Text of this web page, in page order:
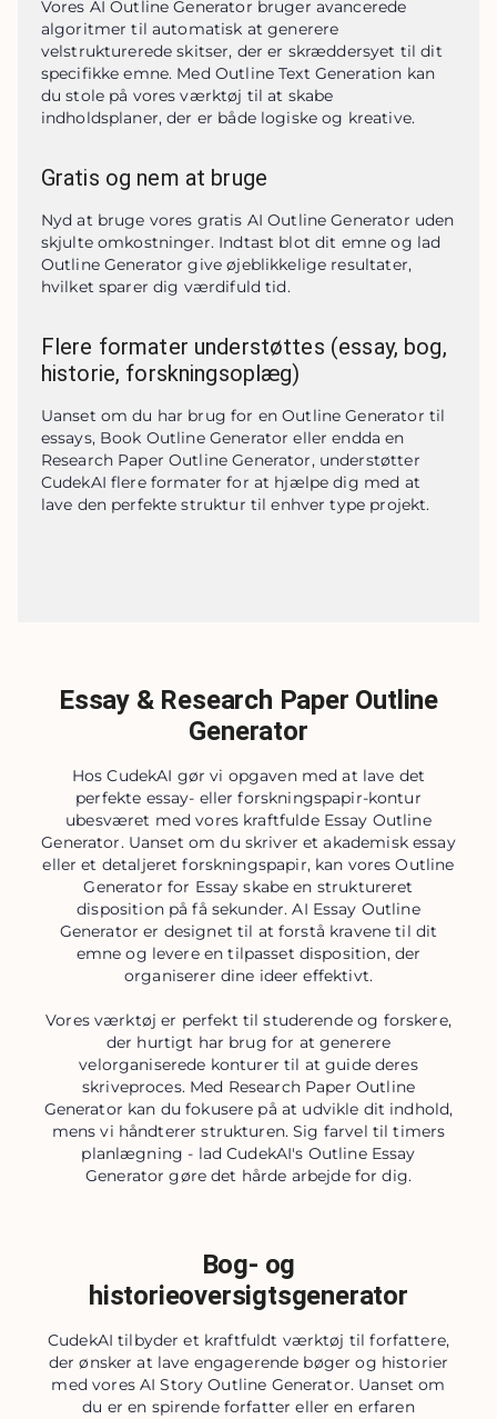
Vores AI Outline Generator bruger avancerede
algoritmer til automatisk at generere
velstrukturerede skitser, der er skræddersyet til dit
specifikke emne. Med Outline Text Generation kan
du stole på vores værktøj til at skabe
indholdsplaner, der er både logiske og kreative.
Gratis og nem at bruge
Nyd at bruge vores gratis AI Outline Generator uden
skjulte omkostninger. Indtast blot dit emne og lad
Outline Generator give øjeblikkelige resultater,
hvilket sparer dig værdifuld tid.
Flere formater understøttes (essay, bog,
historie, forskningsoplæg)
Uanset om du har brug for en Outline Generator til
essays, Book Outline Generator eller endda en
Research Paper Outline Generator, understøtter
CudekAI flere formater for at hjælpe dig med at
lave den perfekte struktur til enhver type projekt.
Essay & Research Paper Outline
Generator
Hos CudekAI gør vi opgaven med at lave det
perfekte essay- eller forskningspapir-kontur
ubesværet med vores kraftfulde Essay Outline
Generator. Uanset om du skriver et akademisk essay
eller et detaljeret forskningspapir, kan vores Outline
Generator for Essay skabe en struktureret
disposition på få sekunder. AI Essay Outline
Generator er designet til at forstå kravene til dit
emne og levere en tilpasset disposition, der
organiserer dine ideer effektivt.
Vores værktøj er perfekt til studerende og forskere,
der hurtigt har brug for at generere
velorganiserede konturer til at guide deres
skriveproces. Med Research Paper Outline
Generator kan du fokusere på at udvikle dit indhold,
mens vi håndterer strukturen. Sig farvel til timers
planlægning - lad CudekAI's Outline Essay
Generator gøre det hårde arbejde for dig.
Bog- og
historieoversigtsgenerator
CudekAI tilbyder et kraftfuldt værktøj til forfattere,
der ønsker at lave engagerende bøger og historier
med vores AI Story Outline Generator. Uanset om
du er en spirende forfatter eller en erfaren